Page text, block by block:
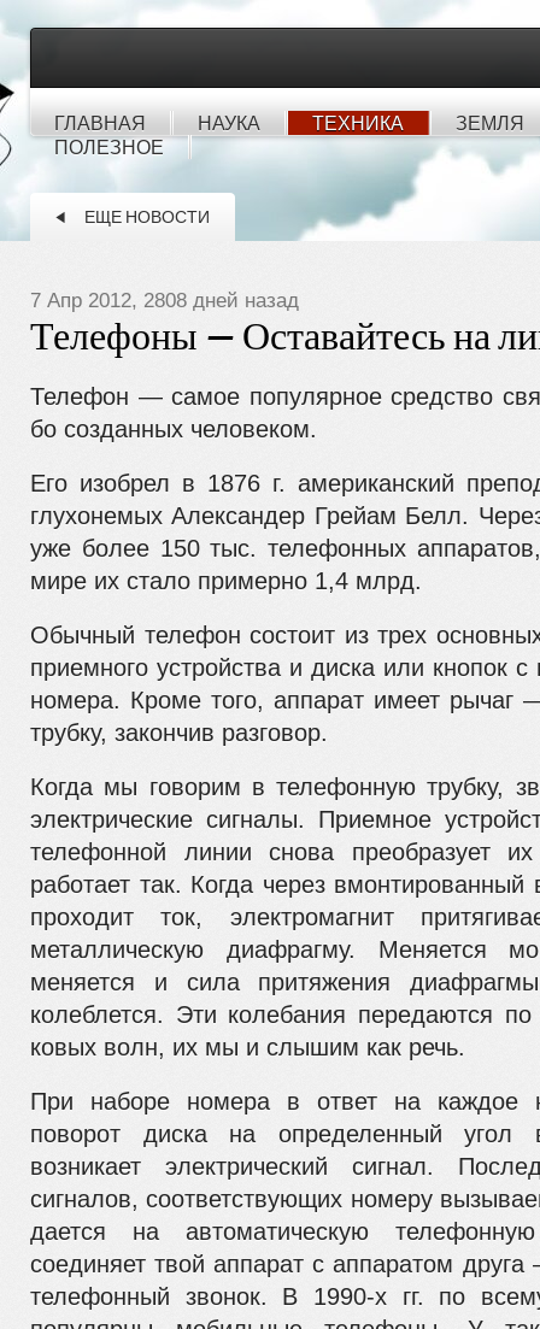
ГЛАВНАЯ НАУКА ТЕХНИКА
ЗЕМЛЯ
ПОЛЕЗНОЕ
ЕЩЕ НОВОСТИ
7 Апр 2012, 2808 дней назад
Телефоны — Оставайтесь на
Телефон — самое популярное средство
бо созданных человеком.
Его изобрел в 1876 г. аме­риканский
глухонемых Александер Грейам Белл.
уже более 150 тыс. телефонных
мире их стало примерно 1,4 млрд.
Обычный телефон состоит из трех
приемного устройства и диска или кнопок
номера. Кроме того, аппарат имеет
трубку, закончив разговор.
Когда мы говорим в телефонную трубку,
электрические сигналы. Приемное
телефонной линии снова преобра­зует
работает так. Когда через вмонтированный
проходит ток, электромагнит
металлическую диафрагму. Меняется
меняется и сила притяжения
колеблется. Эти колебания передаются
ковых волн, их мы и слышим как речь.
При наборе номера в ответ на каждое
поворот диска на определенный угол
возникает электрический сигнал.
сигналов, соответствующих номеру
дается на автоматическую
соединяет твой аппарат с аппаратом
телефонный звонок. В 1990-х гг. по